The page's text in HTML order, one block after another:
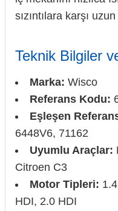
sızıntılara karşı
Teknik Bilgiler
Marka: Wisco
Referans Kodu:
Eşleşen
6448V6, 71162
Uyumlu Araçlar:
Citroen C3
Motor Tipleri:
HDI, 2.0 HDI